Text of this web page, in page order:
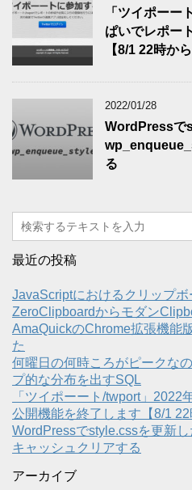
「ツイポーー
ぱいでレポー
【8/1 22時か
2022/01/28
WordPressで
る
最近の投稿
JavaScriptにおけるクリップボ
ZeroClipboardからモダン
AmaQuickのChrome拡張機能
た
何曜日の何時ころがピークな
プ的な分布を出すSQL
「ツイポーート/twport」2022
公開機能を終了します【8/1 22
WordPressでstyle.cssを更新
キャッシュクリアする
アーカイブ